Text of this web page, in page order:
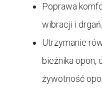
Poprawa
wibracji i drgań.
Utrzymanie
bieżnika opon,
żywotność